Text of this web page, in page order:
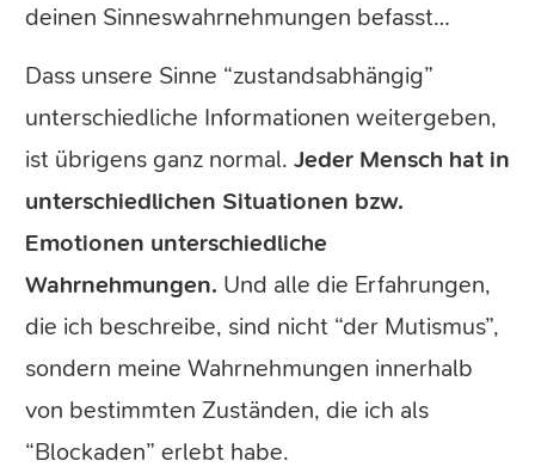
deinen Sinneswahrnehmungen befasst…
Dass unsere Sinne “zustandsabhängig”
unterschiedliche Informationen weitergeben,
ist übrigens ganz normal. Jeder Mensch hat in
unterschiedlichen Situationen bzw.
Emotionen unterschiedliche
Wahrnehmungen. Und alle die Erfahrungen,
die ich beschreibe, sind nicht “der Mutismus”,
sondern meine Wahrnehmungen innerhalb
von bestimmten Zuständen, die ich als
“Blockaden” erlebt habe.